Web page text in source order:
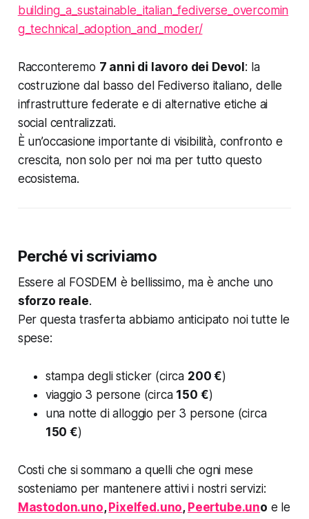
building_a_sustainable_italian_fediverse_overcomin
g_technical_adoption_and_moder/
Racconteremo 7 anni di lavoro dei Devol : la
costruzione dal basso del Fediverso italiano, delle
infrastrutture federate e di alternative etiche ai
social centralizzati.
È un’occasione importante di visibilità, confronto e
crescita, non solo per noi ma per tutto questo
ecosistema.
Perché vi scriviamo
Essere al FOSDEM è bellissimo, ma è anche uno
sforzo reale.
Per questa trasferta abbiamo anticipato noi tutte le
spese:
stampa degli sticker (circa 200 €)
viaggio 3 persone (circa 150 €)
una notte di alloggio per 3 persone (circa
150 €)
Costi che si sommano a quelli che ogni mese
sosteniamo per mantenere attivi i nostri servizi:
Mastodon.uno, Pixelfed.uno, Peertube.uno e le